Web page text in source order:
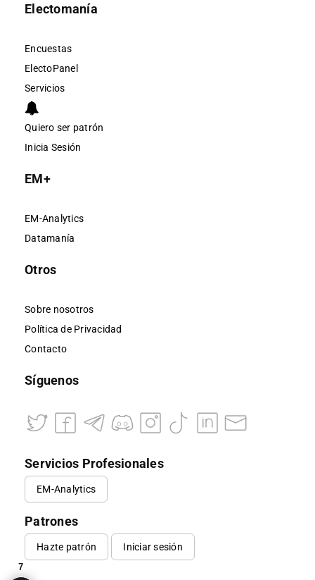
Electomanía
Encuestas
ElectoPanel
Servicios
Quiero ser patrón
Inicia Sesión
EM+
EM-Analytics
Datamanía
Otros
Sobre nosotros
Política de Privacidad
Contacto
Síguenos
Servicios Profesionales
EM-Analytics
Patrones
Hazte patrón Iniciar sesión
7